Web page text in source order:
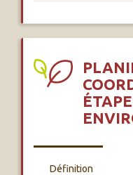
Définition